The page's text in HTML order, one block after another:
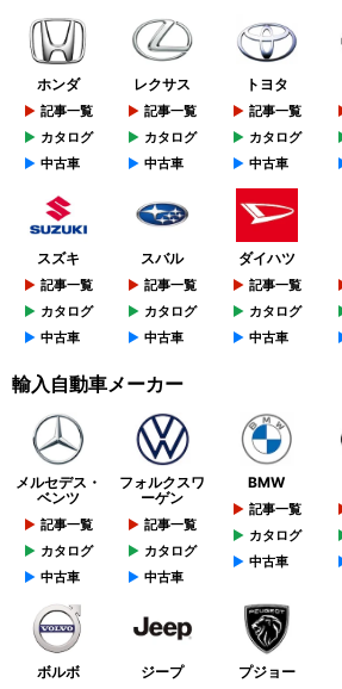
ホンダ
記事一覧
カタログ
中古車
レクサス
記事一覧
カタログ
中古車
トヨタ
記事一覧
カタログ
中古車
スズキ
記事一覧
カタログ
中古車
スバル
記事一覧
カタログ
中古車
ダイハツ
記事一覧
カタログ
中古車
輸入自動車メーカー
メルセデス・
ベンツ
記事一覧
カタログ
中古車
フォルクスワ
ーゲン
記事一覧
カタログ
中古車
BMW
記事一覧
カタログ
中古車
ボルボ ジープ プジョー